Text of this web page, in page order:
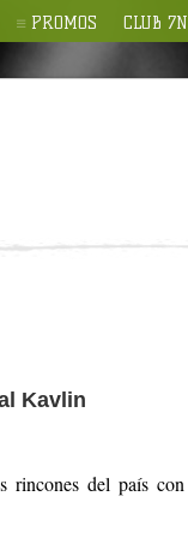
PROMOS CLUB 7N
Kavlin
rincones del país con